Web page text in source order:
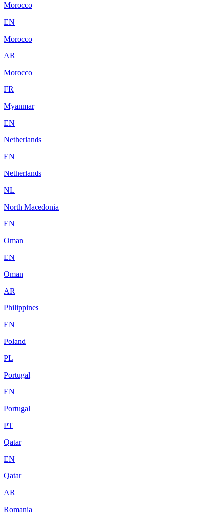
Morocco
EN
Morocco
AR
Morocco
FR
Myanmar
EN
Netherlands
EN
Netherlands
NL
North Macedonia
EN
Oman
EN
Oman
AR
Philippines
EN
Poland
PL
Portugal
EN
Portugal
PT
Qatar
EN
Qatar
AR
Romania